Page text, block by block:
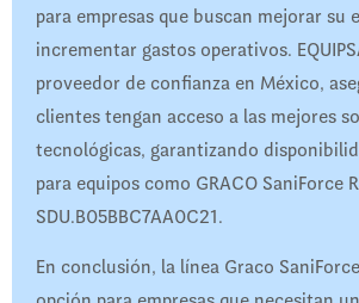
para empresas que buscan mejorar su
incrementar gastos operativos.
proveedor de confianza en México,
clientes tengan acceso a las mejores
tecnológicas, garantizando
para equipos como GRACO SaniForce
SDU.B05BBC7AA0C21.
En conclusión, la línea Graco